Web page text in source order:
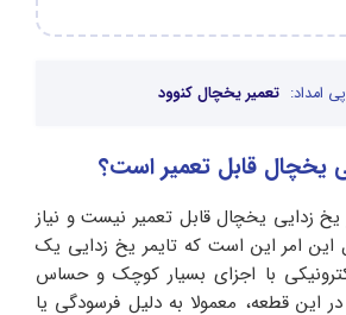
امداد: تعمیر یخچال کنوود
یخچال قابل تعمیر است؟
یخ زدایی یخچال قابل تعمیر نیست و نیاز
این امر این است که تایمر یخ زدایی یک
با اجزای بسیار کوچک و حساس
این قطعه، معمولا به دلیل فرسودگی یا